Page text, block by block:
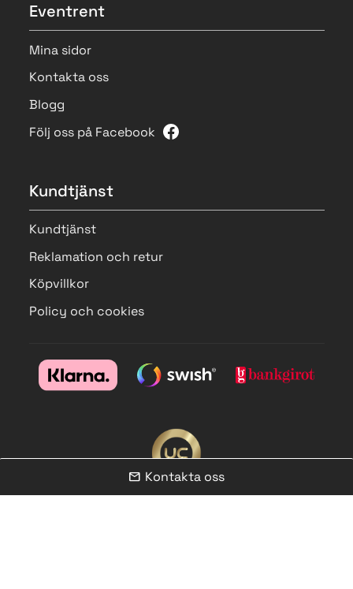
Eventrent
Mina sidor
Kontakta oss
Blogg
Följ oss på Facebook
Kundtjänst
Kundtjänst
Reklamation och retur
Köpvillkor
Policy och cookies
mail Kontakta oss